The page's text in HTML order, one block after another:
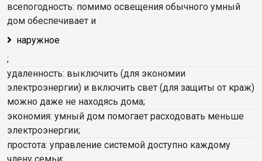
всепогодность: помимо освещения обычного умный
дом обеспечивает и
наружное
;
удаленность: выключить (для экономии
электроэнергии) и включить свет (для защиты от краж)
можно даже не находясь дома;
экономия: умный дом помогает расходовать меньше
электроэнергии;
простота: управление системой доступно каждому
члену семьи;